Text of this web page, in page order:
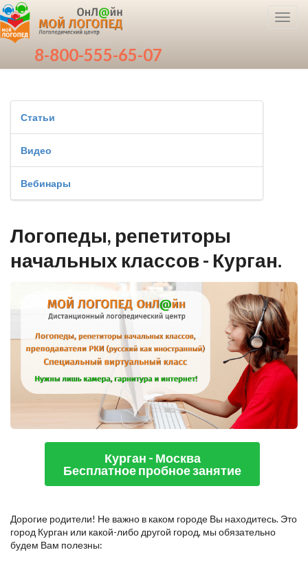
8-800-555-65-07
Статьи
Видео
Вебинары
Логопеды, репетиторы
начальных классов - Курган.
Курган - Москва
Бесплатное пробное занятие
Дорогие родители! Не важно в каком городе Вы находитесь. Это
город Курган или какой-либо другой город, мы обязательно
будем Вам полезны: